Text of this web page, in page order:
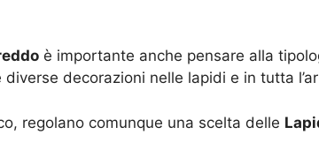
è importante anche pensare alla
decorazioni nelle lapidi e in tutta
regolano comunque una scelta delle